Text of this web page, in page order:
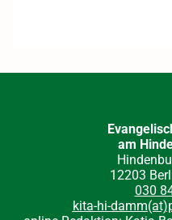
am
12203
030
kita-hi-